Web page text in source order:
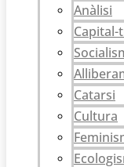
Anàlisi
Capital-
Catarsi
Cultura